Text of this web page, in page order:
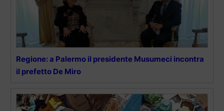
Regione: a Palermo il presidente Musumeci incontra
il prefetto De Miro